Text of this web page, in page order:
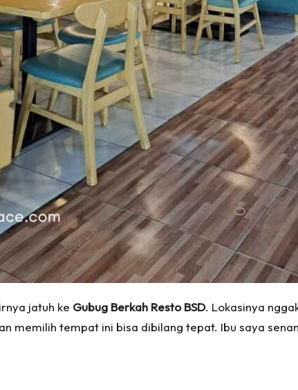
jatuh ke Gubug Berkah Resto BSD. Lokasinya
memilih tempat ini bisa dibilang tepat. Ibu saya